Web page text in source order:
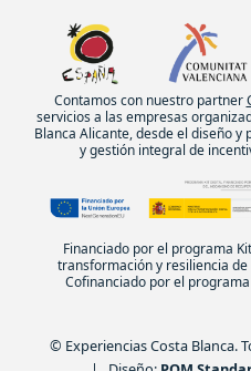
Contamos con nuestro partner
servicios a las empresas
Blanca Alicante, desde el diseño
y gestión integral de
Financiado por el programa
transformación y resiliencia de
Cofinanciado por el
© Experiencias Costa Blanca.
| Diseño: POM